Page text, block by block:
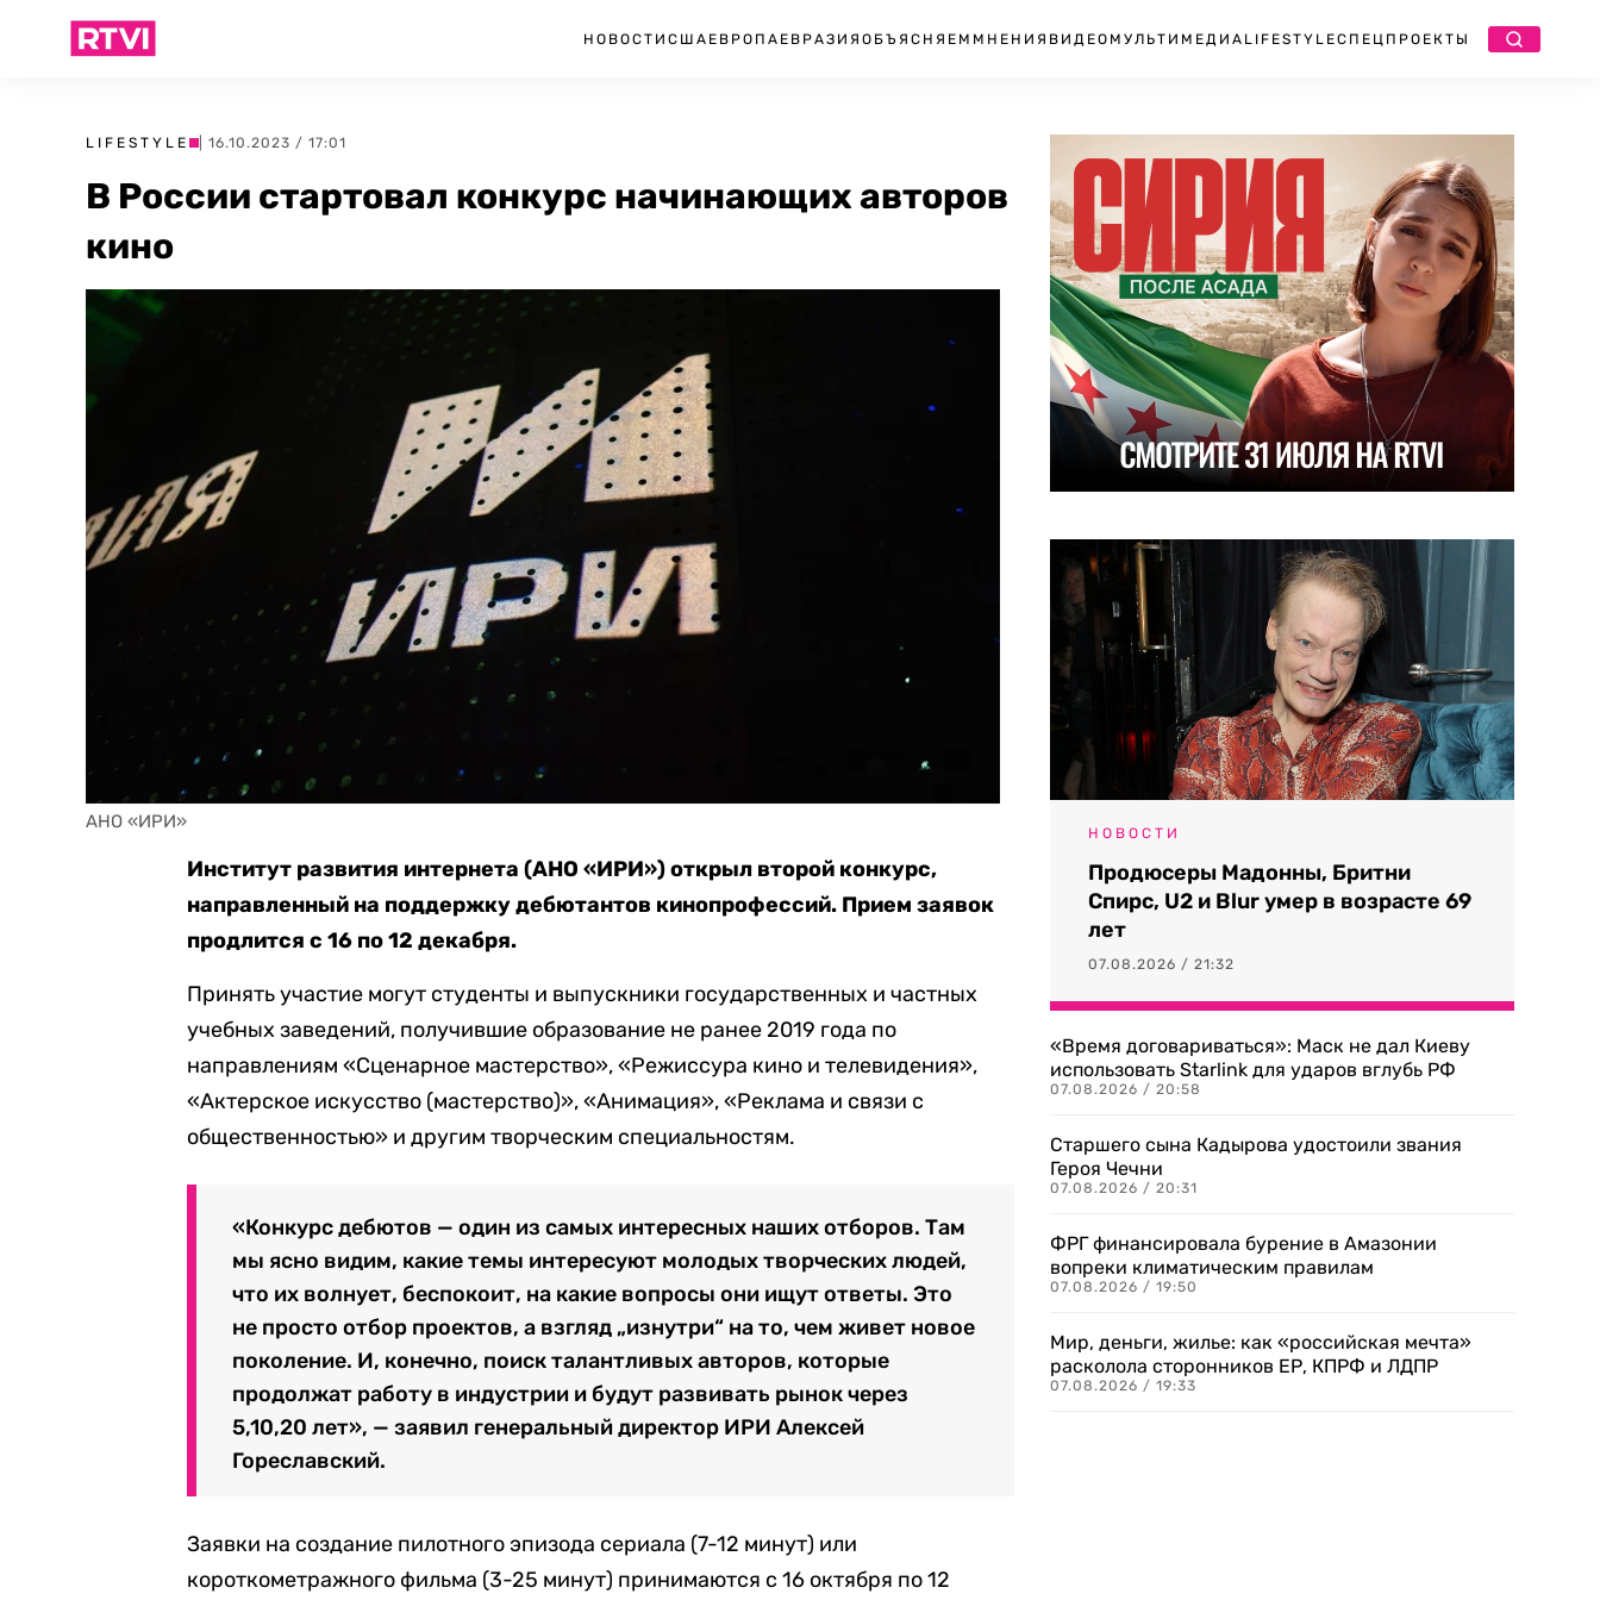
НОВОСТИ США ЕВРОПА ЕВРАЗИЯ ОБЪЯСНЯЕМ МНЕНИЯ ВИДЕО МУЛЬТИМЕДИА LIFESTYLEСПЕЦПРОЕКТЫ
LIFESTYLE | 16.10.2023 / 17:01
В России стартовал конкурс начинающих авторов
кино
АНО «ИРИ»
Институт развития интернета (АНО «ИРИ») открыл второй конкурс,
направленный на поддержку дебютантов кинопрофессий. Прием заявок
продлится с 16 по 12 декабря.
Принять участие могут студенты и выпускники государственных и частных
учебных заведений, получившие образование не ранее 2019 года по
направлениям «Сценарное мастерство», «Режиссура кино и телевидения»,
«Актерское искусство (мастерство)», «Анимация», «Реклама и связи с
общественностью» и другим творческим специальностям.
«Конкурс дебютов — один из самых интересных наших отборов. Там
мы ясно видим, какие темы интересуют молодых творческих людей,
что их волнует, беспокоит, на какие вопросы они ищут ответы. Это
не просто отбор проектов, а взгляд „изнутри“ на то, чем живет новое
поколение. И, конечно, поиск талантливых авторов, которые
продолжат работу в индустрии и будут развивать рынок через
5,10,20 лет», — заявил генеральный директор ИРИ Алексей
Гореславский.
Заявки на создание пилотного эпизода сериала (7-12 минут) или
короткометражного фильма (3-25 минут) принимаются с 16 октября по 12
НОВОСТИ
Продюсеры Мадонны, Бритни
Спирс, U2 и Blur умер в возрасте 69
лет
07.08.2026 / 21:32
«Время договариваться»: Маск не дал Киеву
использовать Starlink для ударов вглубь РФ
07.08.2026 / 20:58
Старшего сына Кадырова удостоили звания
Героя Чечни
07.08.2026 / 20:31
ФРГ финансировала бурение в Амазонии
вопреки климатическим правилам
07.08.2026 / 19:50
Мир, деньги, жилье: как «российская мечта»
расколола сторонников ЕР, КПРФ и ЛДПР
07.08.2026 / 19:33